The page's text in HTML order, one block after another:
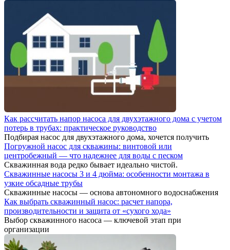
Как рассчитать напор насоса для двухэтажного дома с учетом
потерь в трубах: практическое руководство
Подбирая насос для двухэтажного дома, хочется получить
Погружной насос для скважины: винтовой или
центробежный — что надежнее для воды с песком
Скважинная вода редко бывает идеально чистой.
Скважинные насосы 3 и 4 дюйма: особенности монтажа в
узкие обсадные трубы
Скважинные насосы — основа автономного водоснабжения
Как выбрать скважинный насос: расчет напора,
производительности и защита от «сухого хода»
Выбор скважинного насоса — ключевой этап при
организации